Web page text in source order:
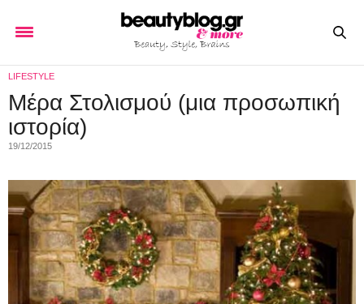
LIFESTYLE
Μέρα Στολισμού (μια προσωπική
ιστορία)
19/12/2015